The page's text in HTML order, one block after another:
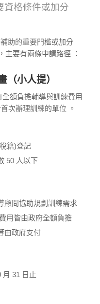
資格條件或加分
助的重要門檻或加分
主要有兩條申請路徑 ：
（小人提）
額負擔輔導與訓練費用
次辦理訓練的單位 。
籍)登記
50 人以下
顧問協助規劃訓練需求
用皆由政府全額負擔
由政府支付
月 31 日止